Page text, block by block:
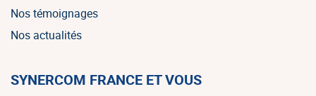
Nos témoignages
Nos actualités
SYNERCOM FRANCE ET VOUS